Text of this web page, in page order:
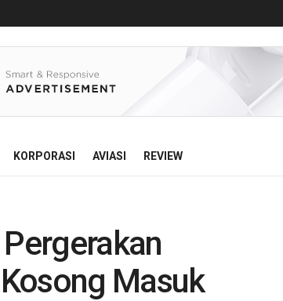
KORPORASI AVIASI REVIEW
Masuk